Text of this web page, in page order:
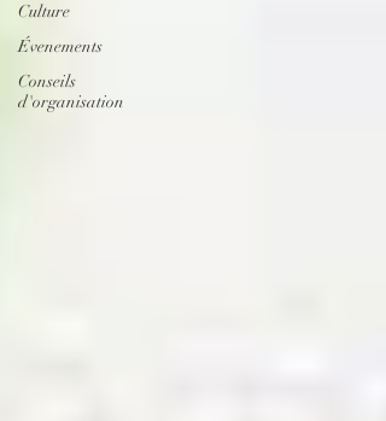
Culture
Évenements
Conseils
d'organisation